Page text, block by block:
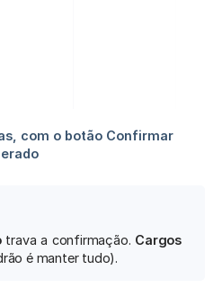
trava a confirmação. Cargos
é manter tudo).